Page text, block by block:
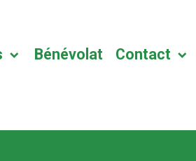
Bénévolat Contact